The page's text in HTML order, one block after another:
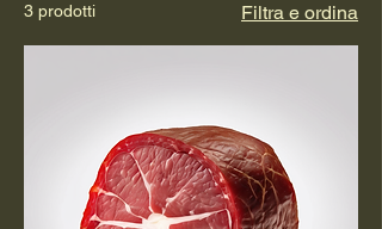
3 prodotti Filtra e ordina